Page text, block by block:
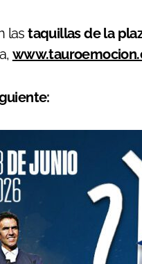
lastaquillas de la